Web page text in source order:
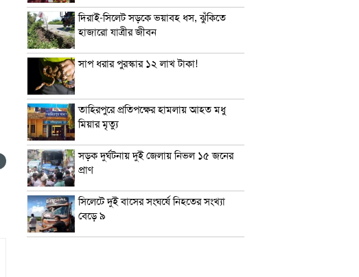
দিরাই-সিলেট সড়কে ভয়াবহ ধস, ঝুঁকিতে
হাজারো যাত্রীর জীবন
সাপ ধরার পুরস্কার ১২ লাখ টাকা!
তাহিরপুরে প্রতিপক্ষের হামলায় আহত মধু
মিয়ার মৃত্যু
সড়ক দুর্ঘটনায় দুই জেলায় নিভল ১৫ জনের
প্রাণ
সিলেটে দুই বাসের সংঘর্ষে নিহতের সংখ্যা
বেড়ে ৯